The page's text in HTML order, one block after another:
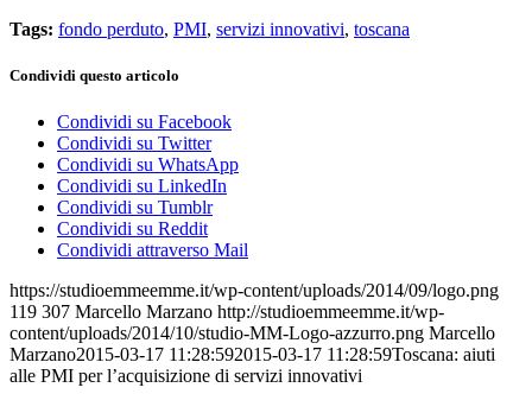
Tags: fondo perduto, PMI, servizi innovativi, toscana
Condividi questo articolo
Condividi su Facebook
Condividi su Twitter
Condividi su WhatsApp
Condividi su LinkedIn
Condividi su Tumblr
Condividi su Reddit
Condividi attraverso Mail
https://studioemmeemme.it/wp-content/uploads/2014/09/logo.png
119 307 Marcello Marzano http://studioemmeemme.it/wp-
content/uploads/2014/10/studio-MM-Logo-azzurro.png Marcello
Marzano2015-03-17 11:28:592015-03-17 11:28:59Toscana: aiuti
alle PMI per l’acquisizione di servizi innovativi